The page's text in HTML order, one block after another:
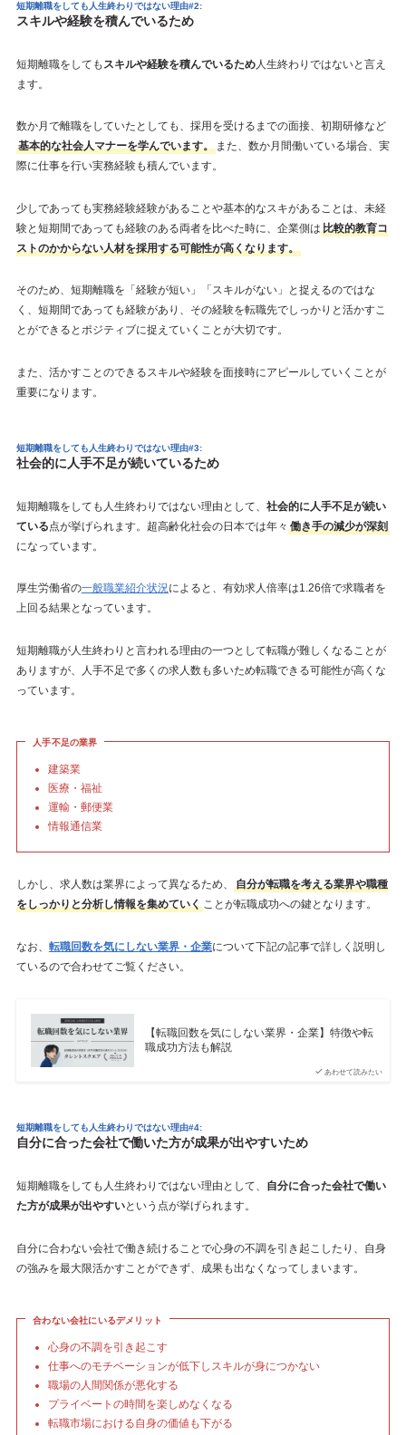
短期離職をしても人生終わりではない理由#2:
スキルや経験を積んでいるため
短期離職をしても スキルや経験を積んでいるため人生終わりではないと言え
ます。
数か月で離職をしていたとしても、採用を受けるまでの面接、初期研修など
基本的な社会人マナーを学んでいます。また、数か月間働いている場合、実
際に仕事を行い実務経験も積んでいます。
少しであっても実務経験経験があることや基本的なスキがあることは、未経
験と短期間であっても経験のある両者を比べた時に、企業側は 比較的教育コ
ストのかからない人材を採用する可能性が高くなります。
そのため、短期離職を「経験が短い」「スキルがない」と捉えるのではな
く、短期間であっても経験があり、その経験を転職先でしっかりと活かすこ
とができるとポジティブに捉えていくことが大切です。
また、活かすことのできるスキルや経験を面接時にアピールしていくことが
重要になります。
短期離職をしても人生終わりではない理由#3:
社会的に人手不足が続いているため
短期離職をしても人生終わりではない理由として、 社会的に人手不足が続い
ている 点が挙げられます。超高齢化社会の日本では年々 働き手の減少が深刻
になっています。
厚生労働省の一般職業紹介状況によると、有効求人倍率は1.26倍で求職者を
上回る結果となっています。
短期離職が人生終わりと言われる理由の一つとして転職が難しくなることが
ありますが、人手不足で多くの求人数も多いため転職できる可能性が高くな
っています。
人手不足の業界
建築業
医療・福祉
運輸・郵便業
情報通信業
しかし、求人数は業界によって異なるため、
自分が転職を考える業界や職種
をしっかりと分析し情報を集めていくことが転職成功への鍵となります。
なお、 転職回数を気にしない業界・企業について下記の記事で詳しく説明し
ているので合わせてご覧ください。
あわせて読みたい
【転職回数を気にしない業界・企業】特徴や転
職成功方法も解説
短期離職をしても人生終わりではない理由#4:
自分に合った会社で働いた方が成果が出やすいため
短期離職をしても人生終わりではない理由として、 自分に合った会社で働い
た方が成果が出やすいという点が挙げられます。
自分に合わない会社で働き続けることで心身の不調を引き起こしたり、自身
の強みを最大限活かすことができず、成果も出なくなってしまいます。
合わない会社にいるデメリット
心身の不調を引き起こす
仕事へのモチベーションが低下しスキルが身につかない
職場の人間関係が悪化する
プライベートの時間を楽しめなくなる
転職市場における自身の価値も下がる